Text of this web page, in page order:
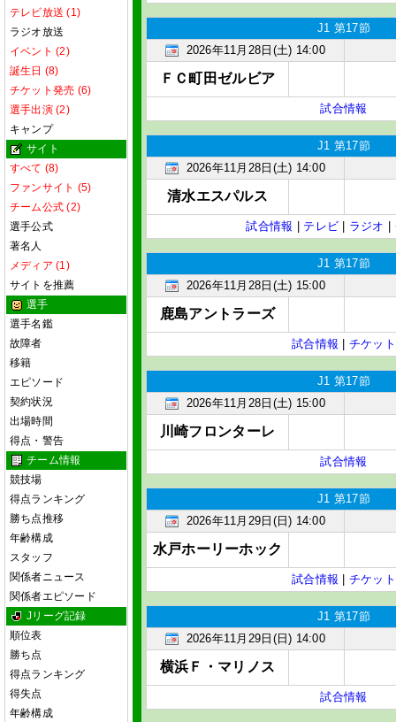
テレビ放送 (1)
ラジオ放送
イベント (2)
誕生日 (8)
チケット発売 (6)
選手出演 (2)
キャンプ
サイト
すべて (8)
ファンサイト (5)
チーム公式 (2)
選手公式
著名人
メディア (1)
サイトを推薦
選手
選手名鑑
故障者
移籍
エピソード
契約状況
出場時間
得点・警告
チーム情報
競技場
得点ランキング
勝ち点推移
年齢構成
スタッフ
関係者ニュース
関係者エピソード
Jリーグ記録
順位表
勝ち点
得点ランキング
得失点
年齢構成
J1 第17節
2026年11月28日(土) 14:00
ＦＣ町田ゼルビア
試合情報
J1 第17節
2026年11月28日(土) 14:00
清水エスパルス
試合情報 テレビ ラジオ
J1 第17節
2026年11月28日(土) 15:00
鹿島アントラーズ
試合情報 チケット
J1 第17節
2026年11月28日(土) 15:00
川崎フロンターレ
試合情報
J1 第17節
2026年11月29日(日) 14:00
水戸ホーリーホック
試合情報 チケット
J1 第17節
2026年11月29日(日) 14:00
横浜Ｆ・マリノス
試合情報